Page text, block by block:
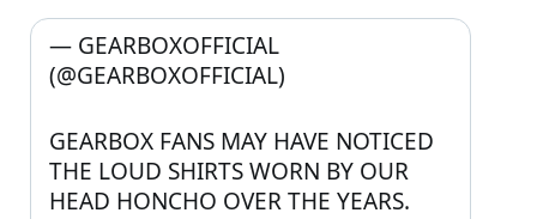
GEARBOX FANS MAY HAVE NOTICED
THE LOUD SHIRTS WORN BY OUR
HEAD HONCHO OVER THE YEARS.
— GEARBOXOFFICIAL
(@GEARBOXOFFICIAL)